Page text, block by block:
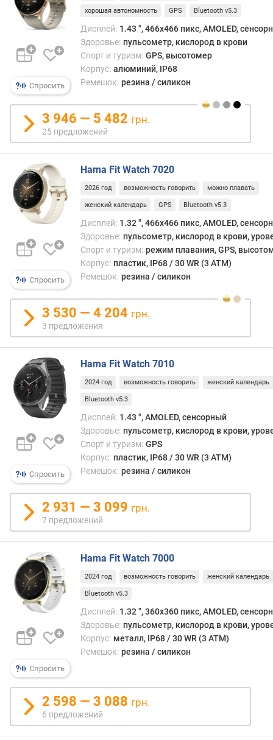
д
е
ш
е
в
х
к
д
о
р
о
и
м
о
т
о
г
и
х
к
д
е
ш
е
в
ы
м
п
о
т
з
ы
в
а
м
п
о
д
а
е
д
б
а
л
н
Спросить
хорошая автономность GPS Bluetooth v5.3
Дисплей: 1.43 ", 466x466 пикс, AMOLED,
Здоровье: пульсометр, кислород в крови
Спорт и туризм: GPS, высотомер
Корпус: алюминий, IP68
Ремешок: резина / силикон
3 946 — 5 482 грн.
25 предложений
Спросить
Hama Fit Watch 7020
2026 год возможность говорить можно плавать
женский календарь GPS Bluetooth v5.3
Дисплей: 1.32 ", 466x466 пикс, AMOLED,
Здоровье: пульсометр, кислород в крови,
Спорт и туризм: режим плавания, GPS,
Корпус: пластик, IP68 / 30 WR (3 ATM)
Ремешок: резина / силикон
3 530 — 4 204 грн.
3 предложения
Спросить
Hama Fit Watch 7010
2024 год возможность говорить женский календарь
Bluetooth v5.3
Дисплей: 1.43 ", AMOLED, сенсорный
Здоровье: пульсометр, кислород в крови,
Спорт и туризм: GPS
Корпус: пластик, IP68 / 30 WR (3 ATM)
Ремешок: резина / силикон
2 931 — 3 099 грн.
7 предложений
Спросить
Hama Fit Watch 7000
2024 год возможность говорить женский календарь
Bluetooth v5.3
Дисплей: 1.32 ", 360x360 пикс, AMOLED,
Здоровье: пульсометр, кислород в крови,
Корпус: металл, IP68 / 30 WR (3 ATM)
Ремешок: резина / силикон
2 598 — 3 088 грн.
6 предложений